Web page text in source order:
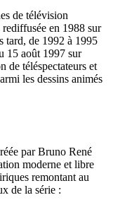
de télévision
rediffusée en 1988 sur
tard, de 1992 à 1995
15 août 1997 sur
de téléspectateurs et
les dessins animés
par Bruno René
moderne et libre
remontant au
de la série :